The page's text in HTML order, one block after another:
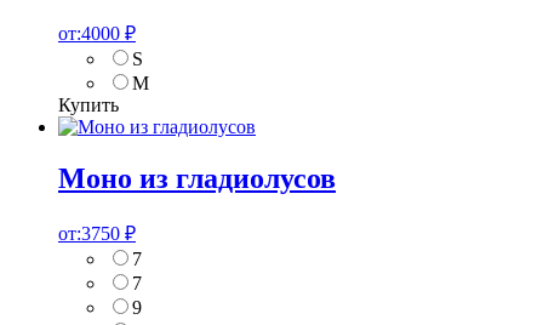
от:4000 ₽
S
M
Купить
Моно из гладиолусов
от:3750 ₽
7
7
9